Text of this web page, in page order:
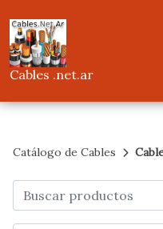
Cables .net.ar
Catálogo de Cables